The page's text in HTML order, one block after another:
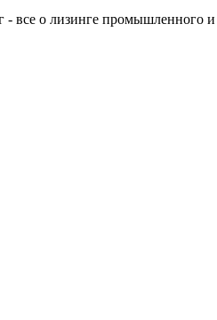
все о лизинге промышленного и